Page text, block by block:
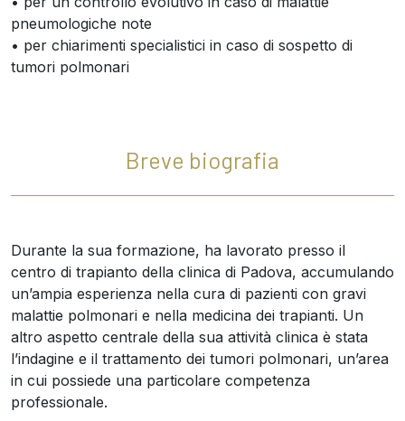
pneumologiche note
• per chiarimenti specialistici in caso di sospetto di
tumori polmonari
Breve biografia
Durante la sua formazione, ha lavorato presso il
centro di trapianto della clinica di Padova, accumulando
un’ampia esperienza nella cura di pazienti con gravi
malattie polmonari e nella medicina dei trapianti. Un
altro aspetto centrale della sua attività clinica è stata
l’indagine e il trattamento dei tumori polmonari, un’area
in cui possiede una particolare competenza
professionale.